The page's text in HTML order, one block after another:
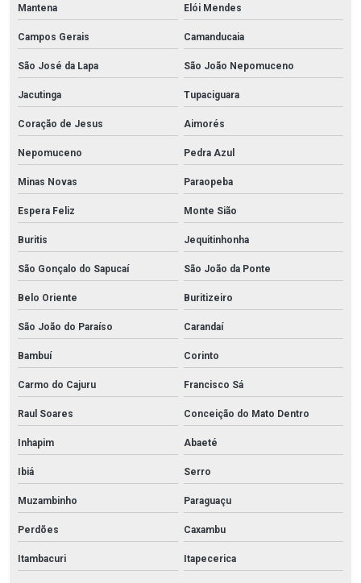
Mantena Elói Mendes
Campos Gerais Camanducaia
São José da Lapa São João Nepomuceno
Jacutinga Tupaciguara
Coração de Jesus Aimorés
Nepomuceno Pedra Azul
Minas Novas Paraopeba
Espera Feliz Monte Sião
Buritis Jequitinhonha
São Gonçalo do Sapucaí São João da Ponte
Belo Oriente Buritizeiro
São João do Paraíso Carandaí
Bambuí Corinto
Carmo do Cajuru Francisco Sá
Raul Soares Conceição do Mato Dentro
Inhapim Abaeté
Ibiá Serro
Muzambinho Paraguaçu
Perdões Caxambu
Itambacuri Itapecerica